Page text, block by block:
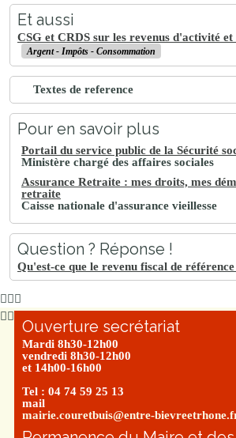
Et aussi
CSG et CRDS sur les revenus d'activité
Argent - Impôts - Consommation
Textes de reference
Pour en savoir plus
Portail du service public de la Sécurité
Ministère chargé des affaires sociales
Assurance Retraite : mes droits, mes
retraite
Caisse nationale d'assurance vieillesse
Question ? Réponse !
Qu'est-ce que le revenu fiscal de référence
Ouverture secrétariat
Mardi 8h30-12h00
vendredi 8h30-12h00
et 14h00-16h00
Tel : 04 74 59 25 13
mail
mairie.couretbuis@entre-